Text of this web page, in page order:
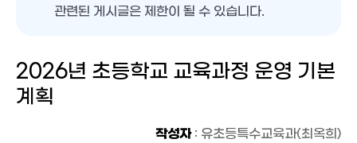
관련된 게시글은 제한이 될 수 있습니다.
2026년 초등학교 교육과정 운영 기본
계획
작성자: 유초등특수교육과(최옥희)